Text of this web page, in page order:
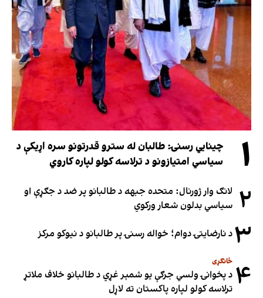
۱
چینایي رسنۍ: طالبان له سترو قدرتونو سره اړیکې د
سیاسي امتیازونو د ترلاسه کولو لپاره کاروي
۲ لانګ وار ژورنال: متحده جبهه د طالبانو پر ضد د جګړې او
سیاسي بدلون شعار ورکوي
۳د نارضایتۍ دوام؛ خواله رسنۍ پر طالبانو د نیوکو مرکز
۴ ځانګړی
د پخوانۍ ولسي جرګې یو شمېر غړي د طالبانو خلاف ملاتړ
ترلاسه کولو لپاره پاکستان ته لاړل